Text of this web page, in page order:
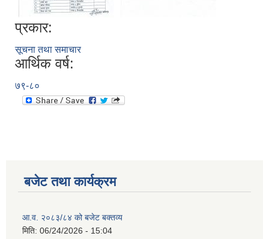
प्रकार:
सूचना तथा समाचार
आर्थिक वर्ष:
७९-८०
बजेट तथा कार्यक्रम
आ.व. २०८३/८४ को बजेट बक्तव्य
मिति: 06/24/2026 - 15:04